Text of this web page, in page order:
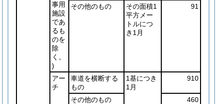
事用
施設
であ
るも
のを
除
く。
)
その他のもの
その面積1
平方メー
トルにつ
き1月
91
アー
チ
車道を横断する
もの
1基につき
1月
910
その他のもの
460